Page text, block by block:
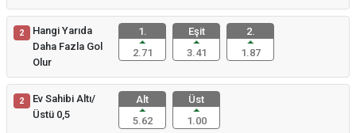
2
Hangi Yarıda
Daha Fazla Gol
Olur
1.
2.71
Eşit
3.41
2.
1.87
2
Ev Sahibi Altı/
Üstü 0,5
Alt
5.62
Üst
1.00